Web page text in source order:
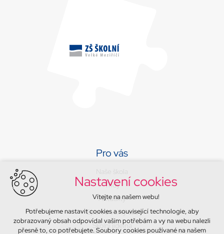
Pro vás
Třídy
Aktuality
Sport a volný čas
Školní jídelna
Nastavení cookies
Vítejte na našem webu!
Potřebujeme nastavit cookies a související technologie, aby
zobrazovaný obsah odpovídal vašim potřebám a vy na webu nalezli
přesně to, co potřebujete. Soubory cookies používané na našem